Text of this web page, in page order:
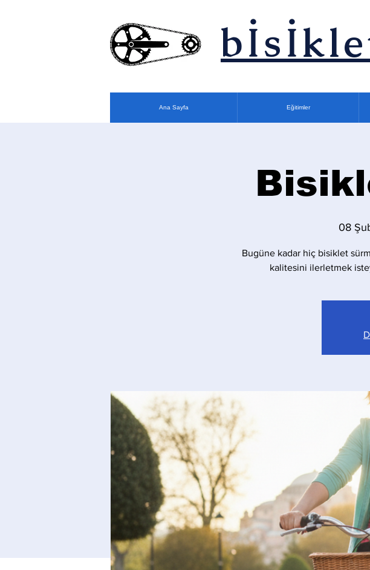
Ana Sayfa Eğitimler
08
Bugüne kadar hiç bisiklet
kalitesini ilerletmek